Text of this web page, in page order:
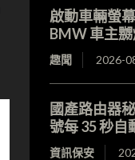
啟動車輛螢
BMW 車主
趣聞 2026-
國產路由器
號每 35 秒自
資訊保安